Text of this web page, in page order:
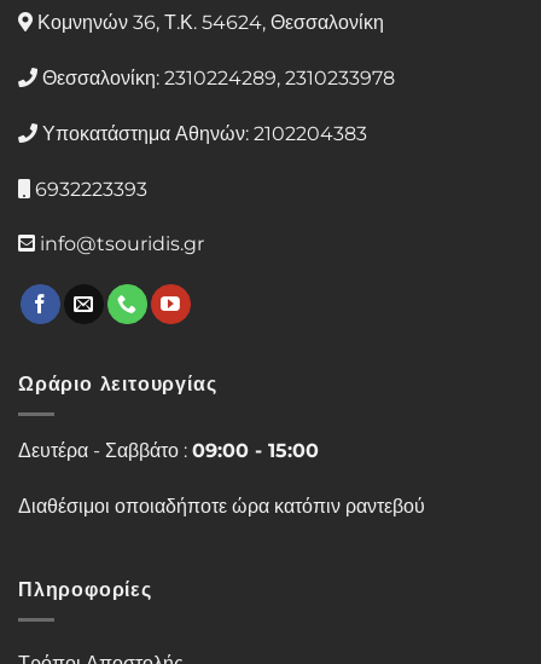
Κομνηνών 36, Τ.Κ. 54624, Θεσσαλονίκη
Θεσσαλονίκη: 2310224289, 2310233978
Υποκατάστημα Αθηνών: 2102204383
6932223393
info@tsouridis.gr
Ωράριο λειτουργίας
Δευτέρα - Σαββάτο : 09:00 - 15:00
Διαθέσιμοι οποιαδήποτε ώρα κατόπιν ραντεβού
Πληροφορίες